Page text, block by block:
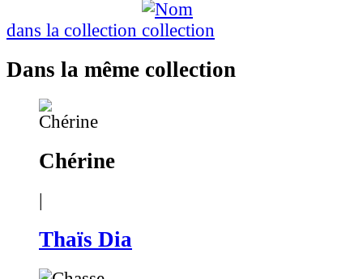
dans la collection
Dans la même collection
Chérine
|
Thaïs Dia